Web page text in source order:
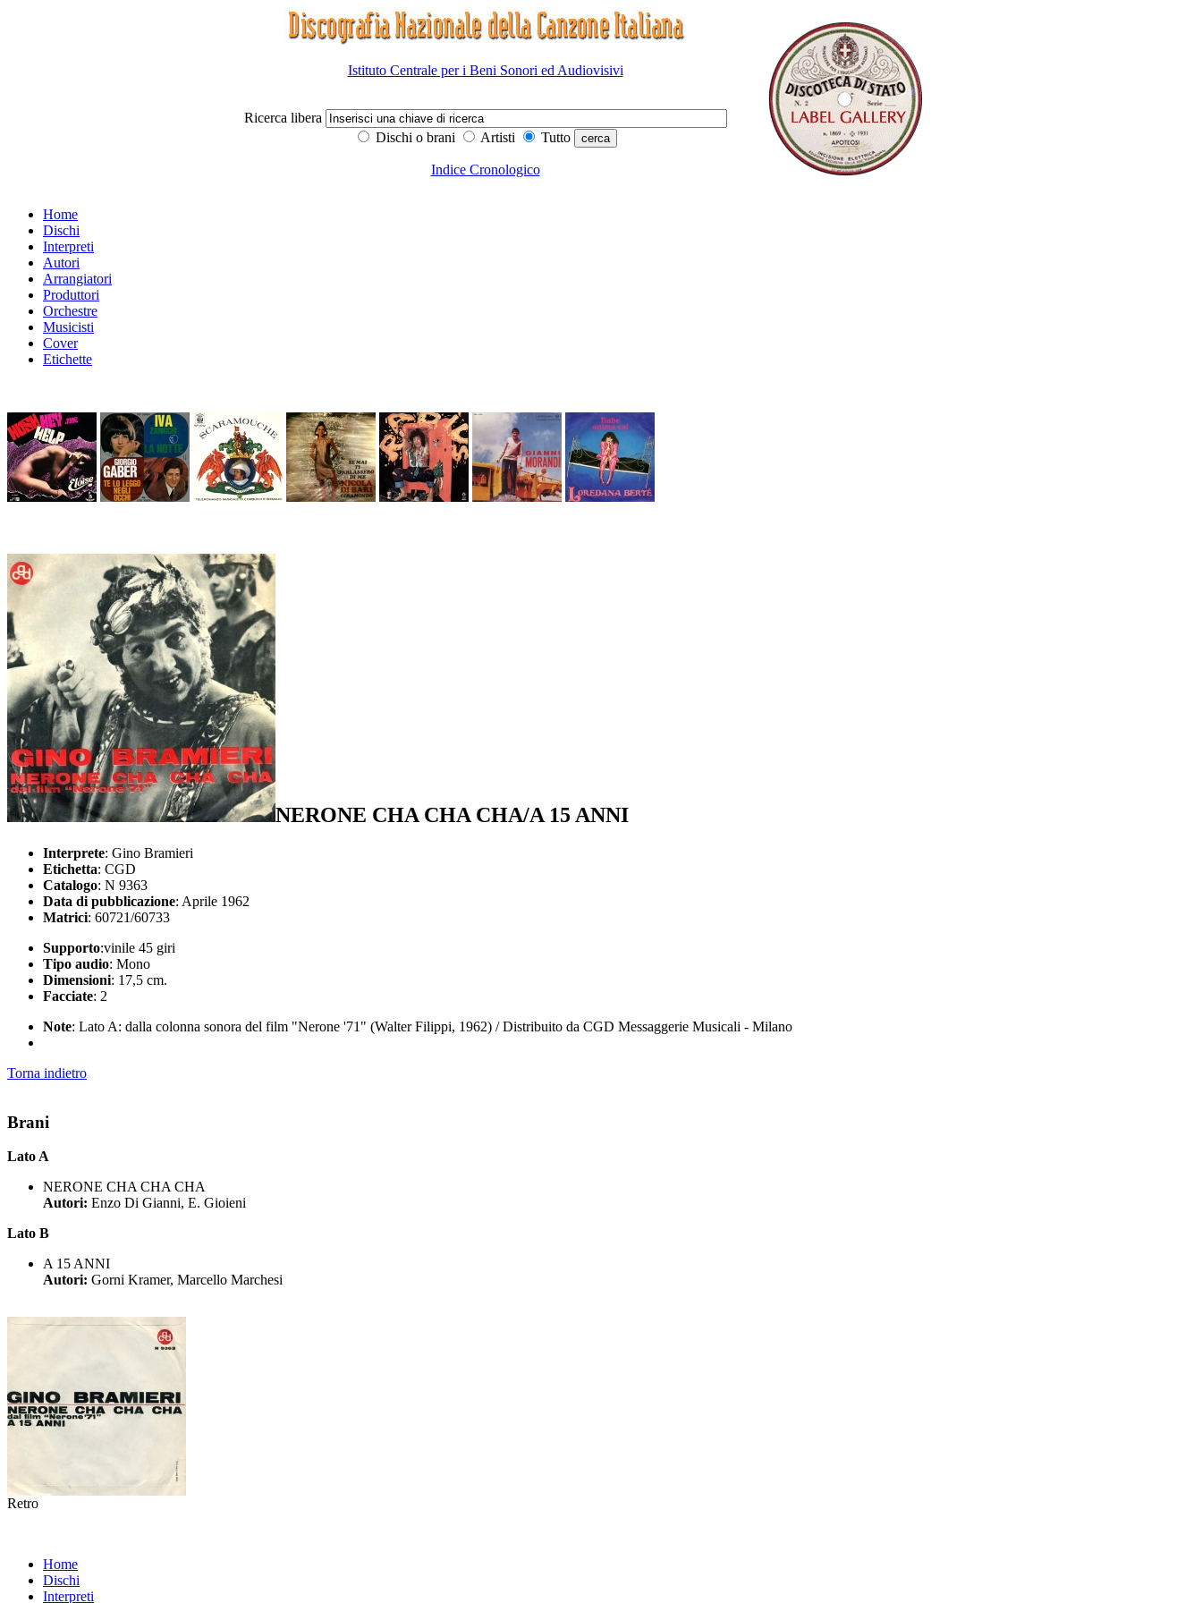
Istituto Centrale per i Beni Sonori ed Audiovisivi
Ricerca libera
Dischi o brani
Artisti Tutto
Indice Cronologico
Home
Dischi
Interpreti
Autori
Arrangiatori
Produttori
Orchestre
Musicisti
Cover
Etichette
NERONE CHA CHA CHA/A 15 ANNI
Interprete: Gino Bramieri
Etichetta: CGD
Catalogo: N 9363
Data di pubblicazione: Aprile 1962
Matrici: 60721/60733
Supporto:vinile 45 giri
Tipo audio: Mono
Dimensioni: 17,5 cm.
Facciate: 2
Note: Lato A: dalla colonna sonora del film "Nerone '71" (Walter Filippi, 1962) / Distribuito da CGD Messaggerie Musicali - Milano
Torna indietro
Brani
Lato A
NERONE CHA CHA CHA
Autori: Enzo Di Gianni, E. Gioieni
Lato B
A 15 ANNI
Autori: Gorni Kramer, Marcello Marchesi
Retro
Home
Dischi
Interpreti